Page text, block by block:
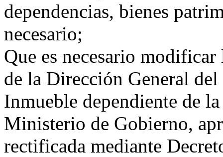
dependencias, bienes
necesario;
Que es necesario
de la Dirección General
Inmueble dependiente de
Ministerio de Gobierno,
rectificada mediante